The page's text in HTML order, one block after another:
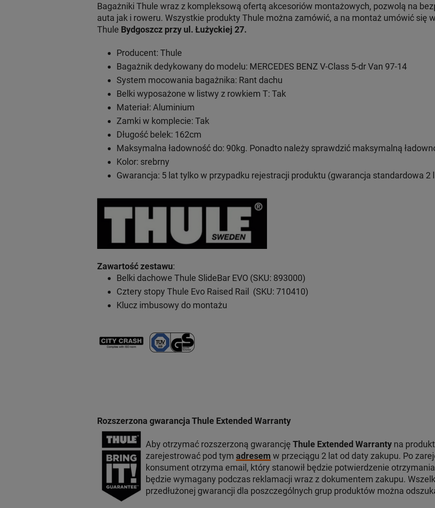
Bagażniki Thule wraz z kompleksową ofertą akcesoriów montażowych, pozwolą na
auta jak i roweru. Wszystkie produkty Thule można zamówić, a na montaż umówić się
Thule Bydgoszcz przy ul. Łużyckiej 27.
Producent: Thule
Bagażnik dedykowany do modelu: MERCEDES BENZ V-Class 5-dr Van 97-14
System mocowania bagażnika: Rant dachu
Belki wyposażone w listwy z rowkiem T: Tak
Materiał: Aluminium
Zamki w komplecie: Tak
Długość belek: 162cm
Maksymalna ładowność do: 90kg. Ponadto należy sprawdzić maksymalną
Kolor: srebrny
Gwarancja: 5 lat tylko w przypadku rejestracji produktu (gwarancja standardowa 2
Zawartość zestawu:
Belki dachowe Thule SlideBar EVO (SKU: 893000)
Cztery stopy Thule Evo Raised Rail (SKU: 710410)
Klucz imbusowy do montażu
Rozszerzona gwarancja Thule Extended Warranty
Aby otrzymać rozszerzoną gwarancję Thule Extended Warrantyna
zarejestrować pod tym adresem w przeciągu 2 lat od daty zakupu. Po
konsument otrzyma email, który stanowił będzie potwierdzenie
będzie wymagany podczas reklamacji wraz z dokumentem zakupu.
przedłużonej gwarancji dla poszczególnych grup produktów można